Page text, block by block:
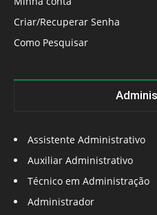
Criar/Recuperar Senha
Como Pesquisar
Assistente Administrativo
Auxiliar Administrativo
Técnico em Administração
Administrador